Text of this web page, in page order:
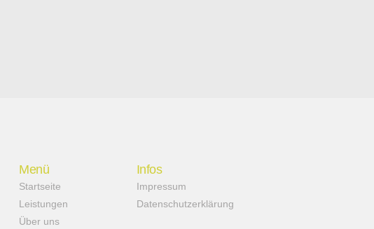
Menü
Startseite
Leistungen
Über uns
Infos
Impressum
Datenschutzerklärung